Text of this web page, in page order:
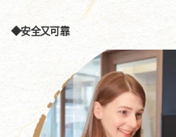
◆安全又可靠